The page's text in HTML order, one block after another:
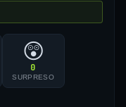
😲
0
SURPRESO